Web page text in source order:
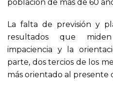
población de más de 60
La falta de previsión y
resultados que
impaciencia y la
parte, dos tercios de los
más orientado al presente